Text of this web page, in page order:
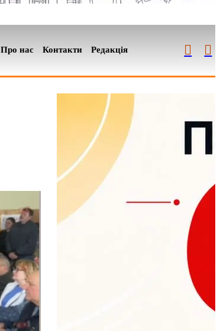
Про нас Контакти Редакція